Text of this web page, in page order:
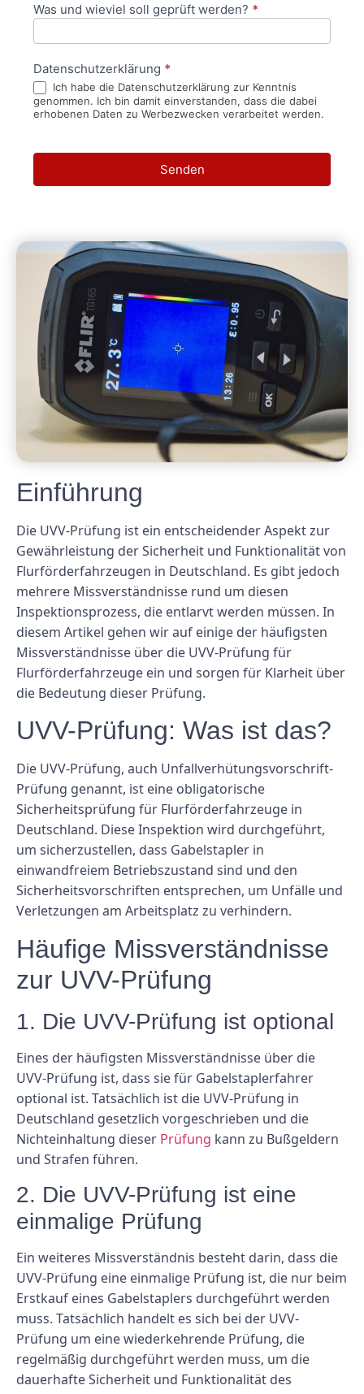
Was und wieviel soll geprüft werden? *
Datenschutzerklärung *
Ich habe die Datenschutzerklärung zur Kenntnis
genommen. Ich bin damit einverstanden, dass die dabei
erhobenen Daten zu Werbezwecken verarbeitet werden.
Senden
Einführung
Die UVV-Prüfung ist ein entscheidender Aspekt zur
Gewährleistung der Sicherheit und Funktionalität von
Flurförderfahrzeugen in Deutschland. Es gibt jedoch
mehrere Missverständnisse rund um diesen
Inspektionsprozess, die entlarvt werden müssen. In
diesem Artikel gehen wir auf einige der häufigsten
Missverständnisse über die UVV-Prüfung für
Flurförderfahrzeuge ein und sorgen für Klarheit über
die Bedeutung dieser Prüfung.
UVV-Prüfung: Was ist das?
Die UVV-Prüfung, auch Unfallverhütungsvorschrift-
Prüfung genannt, ist eine obligatorische
Sicherheitsprüfung für Flurförderfahrzeuge in
Deutschland. Diese Inspektion wird durchgeführt,
um sicherzustellen, dass Gabelstapler in
einwandfreiem Betriebszustand sind und den
Sicherheitsvorschriften entsprechen, um Unfälle und
Verletzungen am Arbeitsplatz zu verhindern.
Häufige Missverständnisse
zur UVV-Prüfung
1. Die UVV-Prüfung ist optional
Eines der häufigsten Missverständnisse über die
UVV-Prüfung ist, dass sie für Gabelstaplerfahrer
optional ist. Tatsächlich ist die UVV-Prüfung in
Deutschland gesetzlich vorgeschrieben und die
Nichteinhaltung dieser Prüfung kann zu Bußgeldern
und Strafen führen.
2. Die UVV-Prüfung ist eine
einmalige Prüfung
Ein weiteres Missverständnis besteht darin, dass die
UVV-Prüfung eine einmalige Prüfung ist, die nur beim
Erstkauf eines Gabelstaplers durchgeführt werden
muss. Tatsächlich handelt es sich bei der UVV-
Prüfung um eine wiederkehrende Prüfung, die
regelmäßig durchgeführt werden muss, um die
dauerhafte Sicherheit und Funktionalität des